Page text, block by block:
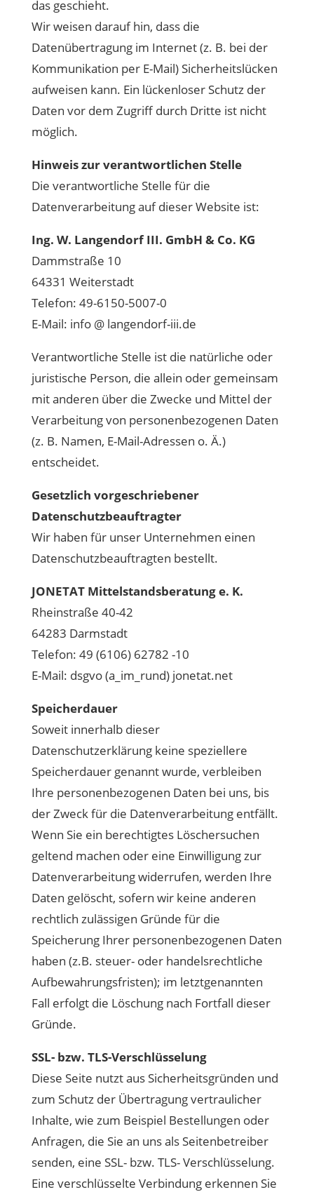
das geschieht.
Wir weisen darauf hin, dass die
Datenübertragung im Internet (z. B. bei der
Kommunikation per E-Mail) Sicherheitslücken
aufweisen kann. Ein lückenloser Schutz der
Daten vor dem Zugriff durch Dritte ist nicht
möglich.
Hinweis zur verantwortlichen Stelle
Die verantwortliche Stelle für die
Datenverarbeitung auf dieser Website ist:
Ing. W. Langendorf III. GmbH & Co. KG
Dammstraße 10
64331 Weiterstadt
Telefon: 49-6150-5007-0
E-Mail: info @ langendorf-iii.de
Verantwortliche Stelle ist die natürliche oder
juristische Person, die allein oder gemeinsam
mit anderen über die Zwecke und Mittel der
Verarbeitung von personenbezogenen Daten
(z. B. Namen, E-Mail-Adressen o. Ä.)
entscheidet.
Gesetzlich vorgeschriebener
Datenschutzbeauftragter
Wir haben für unser Unternehmen einen
Datenschutzbeauftragten bestellt.
JONETAT Mittelstandsberatung e. K.
Rheinstraße 40-42
64283 Darmstadt
Telefon: 49 (6106) 62782 -10
E-Mail: dsgvo (a_im_rund) jonetat.net
Speicherdauer
Soweit innerhalb dieser
Datenschutzerklärung keine speziellere
Speicherdauer genannt wurde, verbleiben
Ihre personenbezogenen Daten bei uns, bis
der Zweck für die Datenverarbeitung entfällt.
Wenn Sie ein berechtigtes Löschersuchen
geltend machen oder eine Einwilligung zur
Datenverarbeitung widerrufen, werden Ihre
Daten gelöscht, sofern wir keine anderen
rechtlich zulässigen Gründe für die
Speicherung Ihrer personenbezogenen Daten
haben (z.B. steuer- oder handelsrechtliche
Aufbewahrungsfristen); im letztgenannten
Fall erfolgt die Löschung nach Fortfall dieser
Gründe.
SSL- bzw. TLS-Verschlüsselung
Diese Seite nutzt aus Sicherheitsgründen und
zum Schutz der Übertragung vertraulicher
Inhalte, wie zum Beispiel Bestellungen oder
Anfragen, die Sie an uns als Seitenbetreiber
senden, eine SSL- bzw. TLS- Verschlüsselung.
Eine verschlüsselte Verbindung erkennen Sie